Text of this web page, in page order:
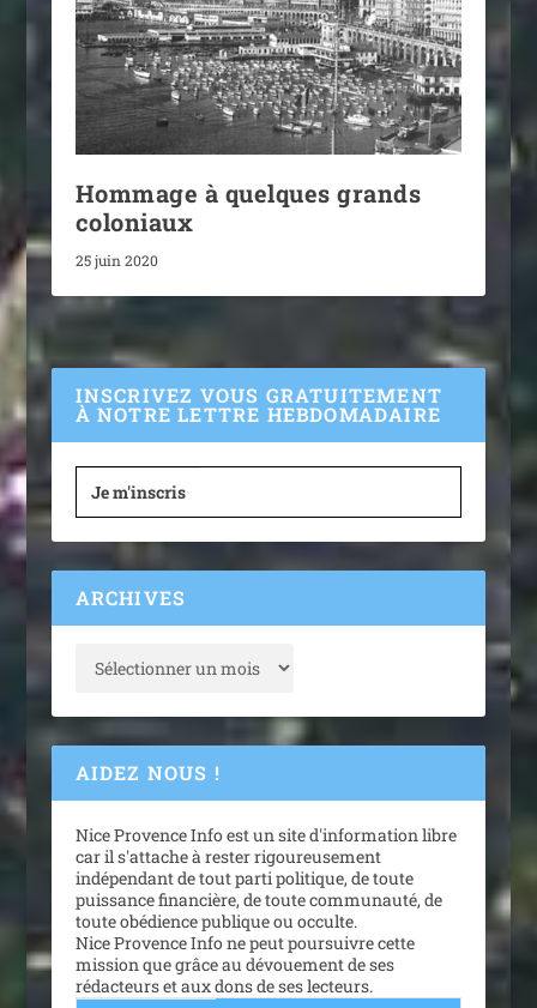
Hommage à quelques grands
coloniaux
25 juin 2020
INSCRIVEZ VOUS GRATUITEMENT
À NOTRE LETTRE HEBDOMADAIRE
Je m'inscris
ARCHIVES
AIDEZ NOUS !
Nice Provence Info est un site d'information libre
car il s'attache à rester rigoureusement
indépendant de tout parti politique, de toute
puissance financière, de toute communauté, de
toute obédience publique ou occulte.
Nice Provence Info ne peut poursuivre cette
mission que grâce au dévouement de ses
rédacteurs et aux dons de ses lecteurs.